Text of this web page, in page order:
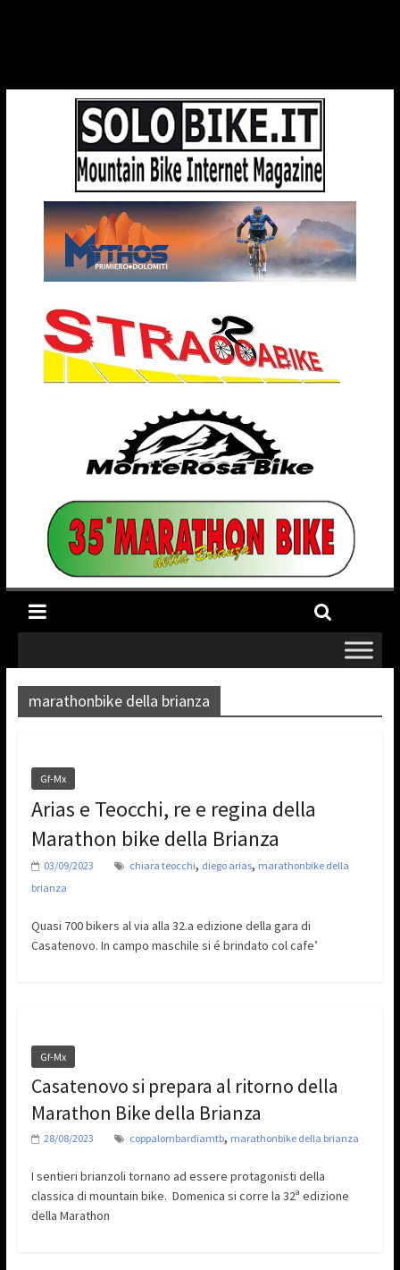
marathonbike della brianza
Gf-Mx
Arias e Teocchi, re e regina della
Marathon bike della Brianza
03/09/2023 chiara teocchi, diego arias, marathonbike della
brianza
Quasi 700 bikers al via alla 32.a edizione della gara di
Casatenovo. In campo maschile si é brindato col cafe’
Gf-Mx
Casatenovo si prepara al ritorno della
Marathon Bike della Brianza
28/08/2023 coppalombardiamtb, marathonbike della brianza
I sentieri brianzoli tornano ad essere protagonisti della
classica di mountain bike. Domenica si corre la 32ª edizione
della Marathon